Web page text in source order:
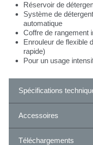
Réservoir de
Système de
automatique
Coffre de rangement
Enrouleur de flexible
rapide)
Pour un usage
Spécifications
Accessoires
Téléchargements